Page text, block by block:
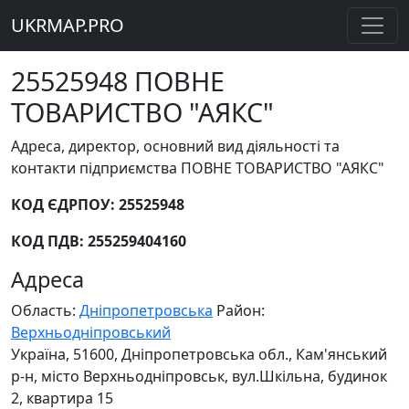
UKRMAP.PRO
25525948 ПОВНЕ
ТОВАРИСТВО "АЯКС"
Адреса, директор, основний вид діяльності та
контакти підприємства ПОВНЕ ТОВАРИСТВО "АЯКС"
КОД ЄДРПОУ: 25525948
КОД ПДВ: 255259404160
Адреса
Область: Дніпропетровська Район:
Верхньодніпровський
Україна, 51600, Дніпропетровська обл., Кам'янський
р-н, місто Верхньодніпровськ, вул.Шкільна, будинок
2, квартира 15